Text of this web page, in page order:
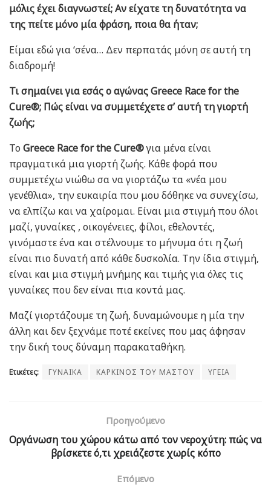
μόλις έχει διαγνωστεί; Αν είχατε τη δυνατότητα να
της πείτε μόνο μία φράση, ποια θα ήταν;
Είμαι εδώ για ‘σένα… Δεν περπατάς μόνη σε αυτή τη
διαδρομή!
Τι σημαίνει για εσάς ο αγώνας Greece Race for the
Cure®; Πώς είναι να συμμετέχετε σ’ αυτή τη γιορτή
ζωής;
Το Greece Race for the Cure®για μένα είναι
πραγματικά μια γιορτή ζωής. Κάθε φορά που
συμμετέχω νιώθω σα να γιορτάζω τα «νέα μου
γενέθλια», την ευκαιρία που μου δόθηκε να συνεχίσω,
να ελπίζω και να χαίρομαι. Είναι μια στιγμή που όλοι
μαζί, γυναίκες , οικογένειες, φίλοι, εθελοντές,
γινόμαστε ένα και στέλνουμε το μήνυμα ότι η ζωή
είναι πιο δυνατή από κάθε δυσκολία. Την ίδια στιγμή,
είναι και μια στιγμή μνήμης και τιμής για όλες τις
γυναίκες που δεν είναι πια κοντά μας.
Μαζί γιορτάζουμε τη ζωή, δυναμώνουμε η μία την
άλλη και δεν ξεχνάμε ποτέ εκείνες που μας άφησαν
την δική τους δύναμη παρακαταθήκη.
Ετικέτες: ΓΥΝΑΙΚΑ ΚΑΡΚΙΝΟΣ ΤΟΥ ΜΑΣΤΟΥ ΥΓΕΙΑ
Προηγούμενο
Οργάνωση του χώρου κάτω από τον νεροχύτη: πώς να
βρίσκετε ό,τι χρειάζεστε χωρίς κόπο
Επόμενο